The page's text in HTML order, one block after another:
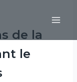
de la
le